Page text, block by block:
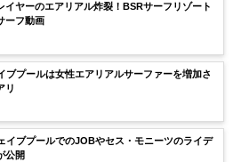
イヤーのエアリアル炸裂！BSRサーフリゾート
ーフ動画
ブプールは女性エアリアルサーファーを増加さ
リ
イブプールでのJOBやセス・モニーツのライデ
公開